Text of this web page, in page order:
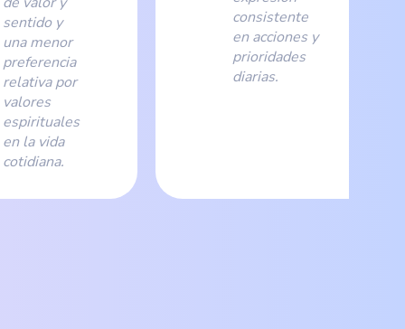
sentido y
una menor
preferencia
relativa por
valores
espirituales
en la vida
cotidiana.
consistente
en acciones y
prioridades
diarias.